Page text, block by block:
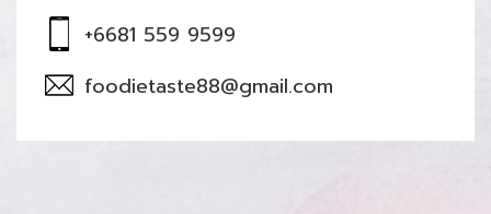
+6681 559 9599
foodietaste88@gmail.com